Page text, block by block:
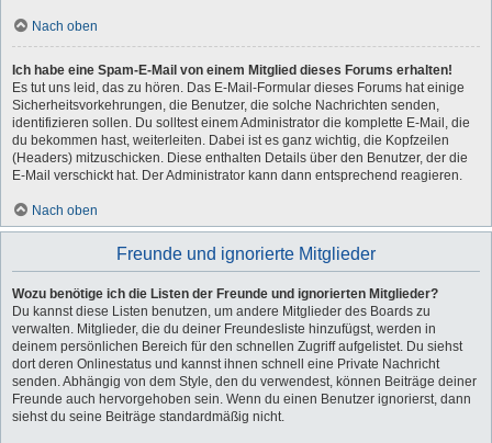
Nach oben
Ich habe eine Spam-E-Mail von einem Mitglied dieses Forums erhalten!
Es tut uns leid, das zu hören. Das E-Mail-Formular dieses Forums hat einige
Sicherheitsvorkehrungen, die Benutzer, die solche Nachrichten senden,
identifizieren sollen. Du solltest einem Administrator die komplette E-Mail, die
du bekommen hast, weiterleiten. Dabei ist es ganz wichtig, die Kopfzeilen
(Headers) mitzuschicken. Diese enthalten Details über den Benutzer, der die
E-Mail verschickt hat. Der Administrator kann dann entsprechend reagieren.
Nach oben
Freunde und ignorierte Mitglieder
Wozu benötige ich die Listen der Freunde und ignorierten Mitglieder?
Du kannst diese Listen benutzen, um andere Mitglieder des Boards zu
verwalten. Mitglieder, die du deiner Freundesliste hinzufügst, werden in
deinem persönlichen Bereich für den schnellen Zugriff aufgelistet. Du siehst
dort deren Onlinestatus und kannst ihnen schnell eine Private Nachricht
senden. Abhängig von dem Style, den du verwendest, können Beiträge deiner
Freunde auch hervorgehoben sein. Wenn du einen Benutzer ignorierst, dann
siehst du seine Beiträge standardmäßig nicht.